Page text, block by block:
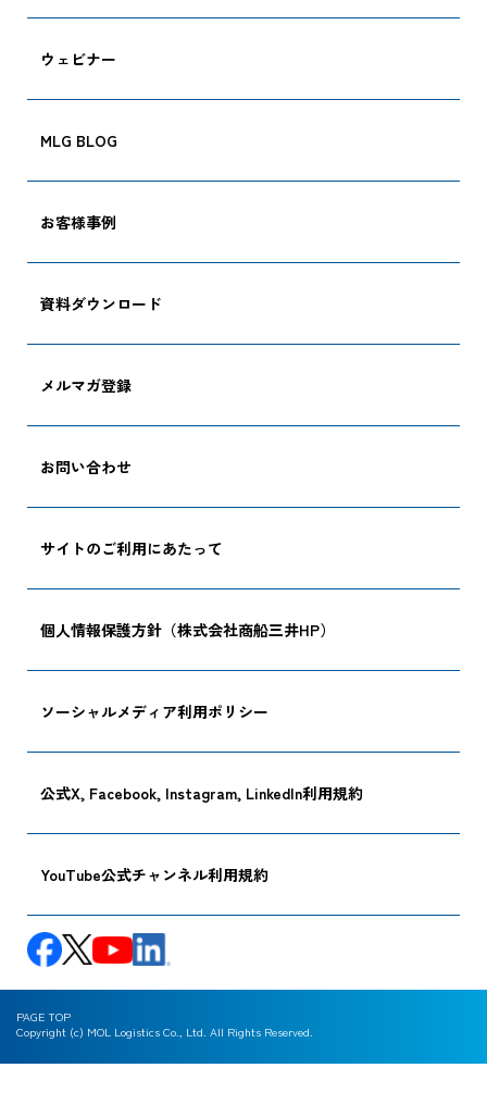
CARGO
ウェビナー
MLG BLOG
お客様事例
資料ダウンロード
メルマガ登録
お問い合わせ
サイトのご利用にあたって
個人情報保護方針（株式会社商船三井HP）
ソーシャルメディア利用ポリシー
公式X, Facebook, Instagram, LinkedIn利用規約
YouTube公式チャンネル利用規約
Copyright (c) MOL Logistics Co., Ltd. All Rights Reserved.
PAGE TOP